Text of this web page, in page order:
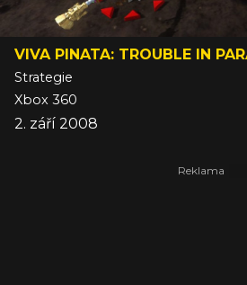
VIVA PINATA: TROUBLE IN
Strategie
Xbox 360
2. září 2008